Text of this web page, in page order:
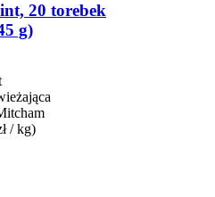
20 torebek
g)
/ kg)